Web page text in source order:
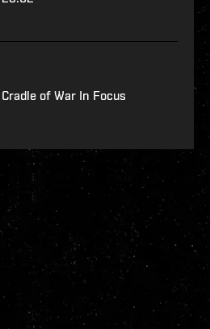
Cradle of War In Focus